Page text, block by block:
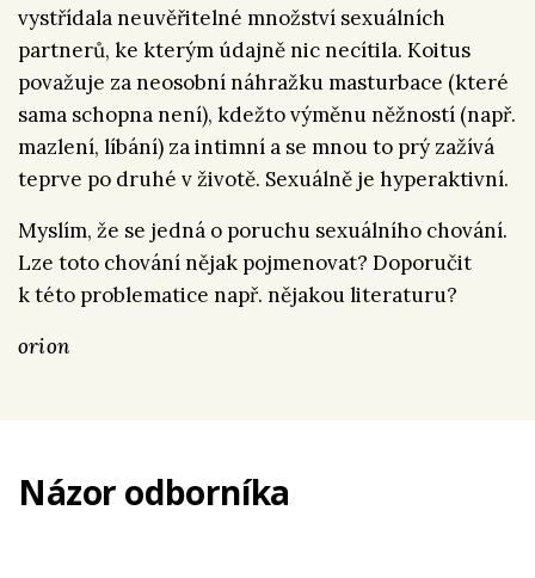
vystřídala neuvěřitelné množství sexuálních
partnerů, ke kterým údajně nic necítila. Koitus
považuje za neosobní náhražku masturbace (které
sama schopna není), kdežto výměnu něžností (např.
mazlení, líbání) za intimní a se mnou to prý zažívá
teprve po druhé v životě. Sexuálně je hyperaktivní.
Myslím, že se jedná o poruchu sexuálního chování.
Lze toto chování nějak pojmenovat? Doporučit
k této problematice např. nějakou literaturu?
orion
Názor odborníka